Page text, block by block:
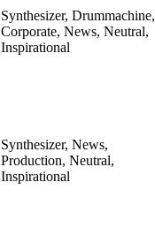
Synthesizer, Drummachine,
Corporate, News, Neutral,
Inspirational
Synthesizer, News,
Production, Neutral,
Inspirational